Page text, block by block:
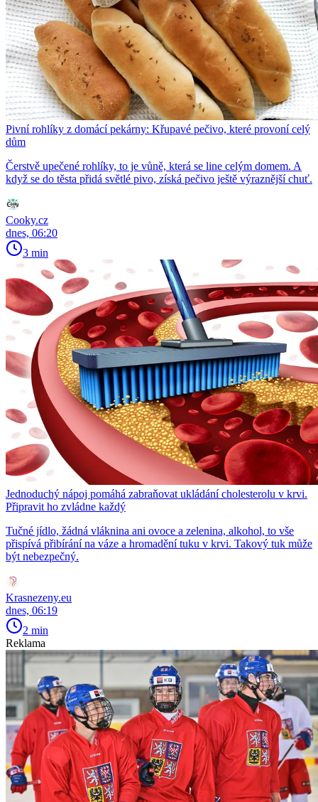
Pivní rohlíky z domácí pekárny: Křupavé pečivo, které provoní celý
dům
Čerstvě upečené rohlíky, to je vůně, která se line celým domem. A
když se do těsta přidá světlé pivo, získá pečivo ještě výraznější chuť.
Cooky.cz
dnes, 06:20
3 min
Jednoduchý nápoj pomáhá zabraňovat ukládání cholesterolu v krvi.
Připravit ho zvládne každý
Tučné jídlo, žádná vláknina ani ovoce a zelenina, alkohol, to vše
přispívá přibírání na váze a hromadění tuku v krvi. Takový tuk může
být nebezpečný.
Krasnezeny.eu
dnes, 06:19
2 min
Reklama